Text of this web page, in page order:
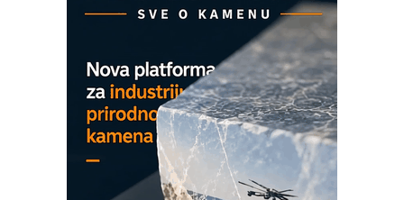
Marcom-plast d.o.o.- vaš pouzdan
CTO - Prilagodite svoju toplinsku
obradu!